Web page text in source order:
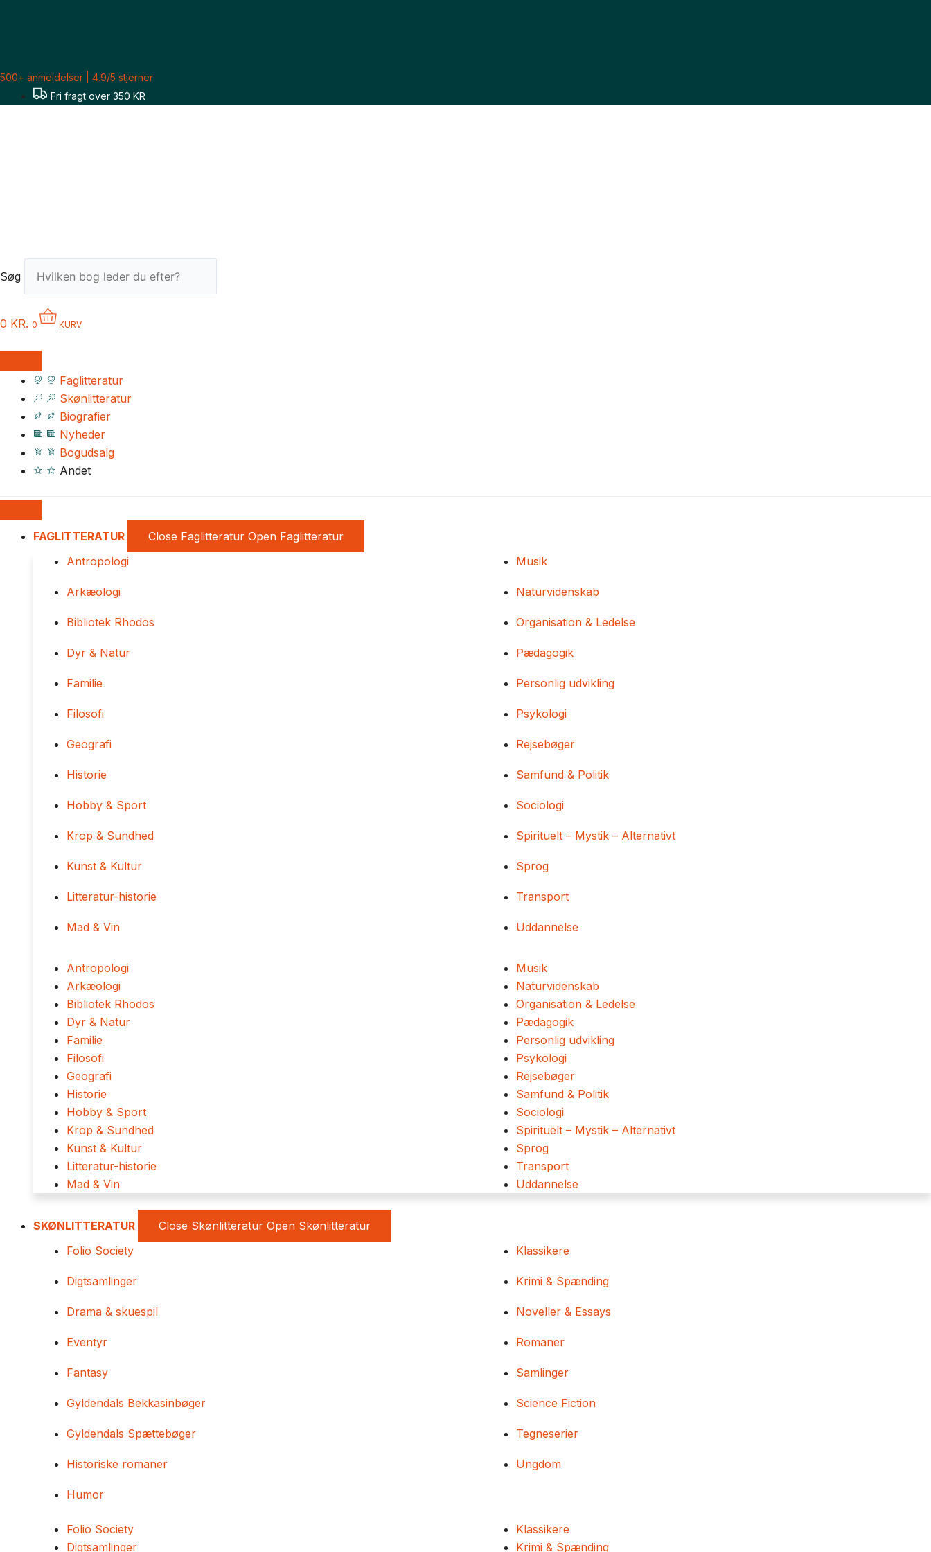
500+ anmeldelser | 4.9/5 stjerner
Fri fragt over 350 KR
Søg
0 KR. 0 KURV
Faglitteratur
Skønlitteratur
Biografier
Nyheder
Bogudsalg
Andet
FAGLITTERATUR Close Faglitteratur Open Faglitteratur
Antropologi
Arkæologi
Bibliotek Rhodos
Dyr & Natur
Familie
Filosofi
Geografi
Historie
Hobby & Sport
Krop & Sundhed
Kunst & Kultur
Litteratur-historie
Mad & Vin
Musik
Naturvidenskab
Organisation & Ledelse
Pædagogik
Personlig udvikling
Psykologi
Rejsebøger
Samfund & Politik
Sociologi
Spirituelt – Mystik – Alternativt
Sprog
Transport
Uddannelse
Antropologi
Arkæologi
Bibliotek Rhodos
Dyr & Natur
Familie
Filosofi
Geografi
Historie
Hobby & Sport
Krop & Sundhed
Kunst & Kultur
Litteratur-historie
Mad & Vin
Musik
Naturvidenskab
Organisation & Ledelse
Pædagogik
Personlig udvikling
Psykologi
Rejsebøger
Samfund & Politik
Sociologi
Spirituelt – Mystik – Alternativt
Sprog
Transport
Uddannelse
SKØNLITTERATUR Close Skønlitteratur Open Skønlitteratur
Folio Society
Digtsamlinger
Drama & skuespil
Eventyr
Fantasy
Gyldendals Bekkasinbøger
Gyldendals Spættebøger
Historiske romaner
Humor
Klassikere
Krimi & Spænding
Noveller & Essays
Romaner
Samlinger
Science Fiction
Tegneserier
Ungdom
Folio Society
Digtsamlinger
Klassikere
Krimi & Spænding